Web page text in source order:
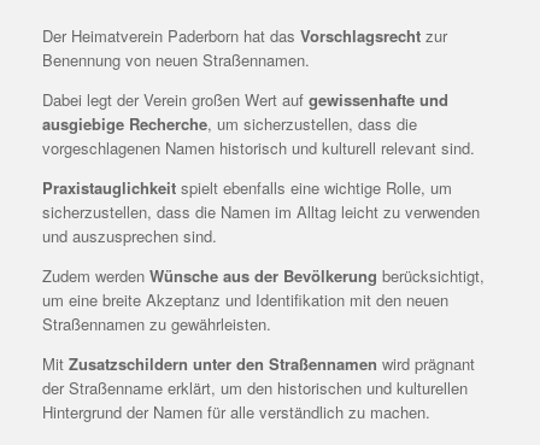
Der Heimatverein Paderborn hat das Vorschlagsrecht zur
Benennung von neuen Straßennamen.
Dabei legt der Verein großen Wert auf gewissenhafte und
ausgiebige Recherche, um sicherzustellen, dass die
vorgeschlagenen Namen historisch und kulturell relevant sind.
Praxistauglichkeit spielt ebenfalls eine wichtige Rolle, um
sicherzustellen, dass die Namen im Alltag leicht zu verwenden
und auszusprechen sind.
Zudem werden Wünsche aus der Bevölkerung berücksichtigt,
um eine breite Akzeptanz und Identifikation mit den neuen
Straßennamen zu gewährleisten.
Mit Zusatzschildern unter den Straßennamen wird prägnant
der Straßenname erklärt, um den historischen und kulturellen
Hintergrund der Namen für alle verständlich zu machen.